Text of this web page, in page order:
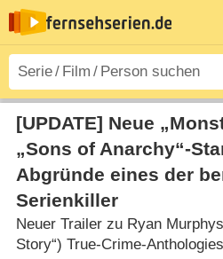
[UPDATE] Neue
„Sons of Anarchy“-
Abgründe eines der
Serienkiller
Neuer Trailer zu Ryan
Story“) True-Crime-